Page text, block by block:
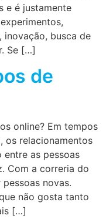
e é justamente
inovação, busca de
Se […]
de
online? Em tempos
os relacionamentos
entre as pessoas
Com a correria do
novas.
não gosta tanto
[…]